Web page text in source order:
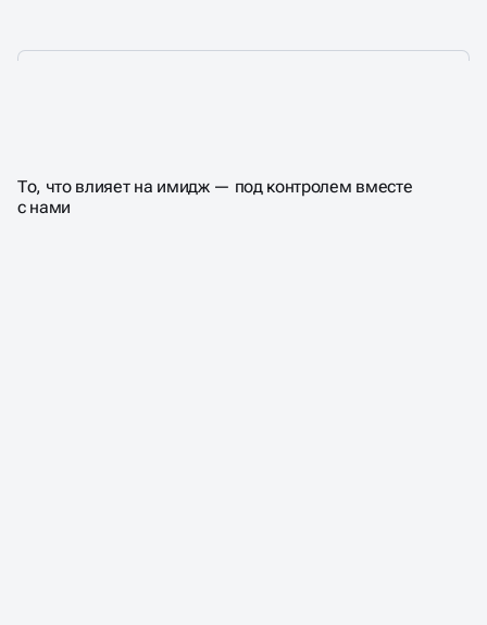
То, что влияет на имидж — под контролем вместе
с нами
НА ВЫХОДЕ